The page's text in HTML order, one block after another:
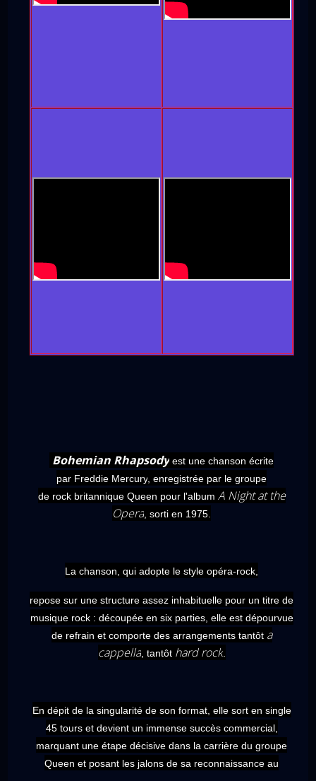
Bohemian Rhapsody est une chanson écrite
par Freddie Mercury , enregistrée par le groupe
de rock britannique Queen pour l'album A Night at the
Opera , sorti en 1975
La chanson, qui adopte le style opéra-rock
repose sur une structure assez inhabituelle pour un titre de
musique rock: découpée en six parties, elle est dépourvue
de refrain et comporte des arrangements tantôt a
cappella, tantôt hard rock.
En dépit de la singularité de son format, elle sort en single
45 tourset devient un immense succès commercial,
marquant une étape décisive dans la carrière du groupe
Queen et posant les jalons de sa reconnaissance au